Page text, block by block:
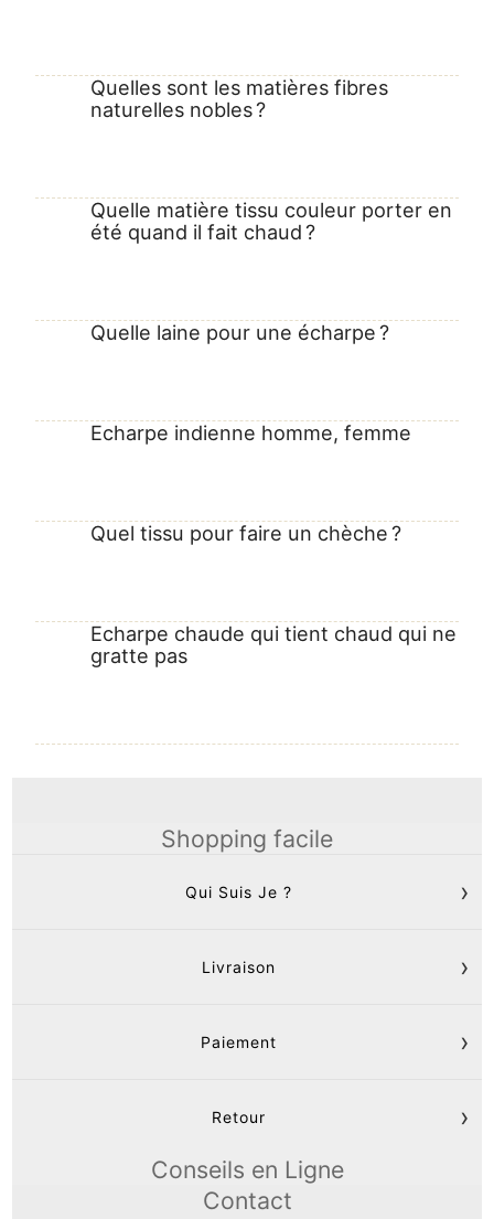
Quelles sont les matières fibres
naturelles nobles ?
Quelle matière tissu couleur porter en
été quand il fait chaud ?
Quelle laine pour une écharpe ?
Echarpe indienne homme, femme
Quel tissu pour faire un chèche ?
Echarpe chaude qui tient chaud qui ne
gratte pas
Shopping facile
Qui Suis Je ?
Livraison
Paiement
Retour
Conseils en Ligne
Contact